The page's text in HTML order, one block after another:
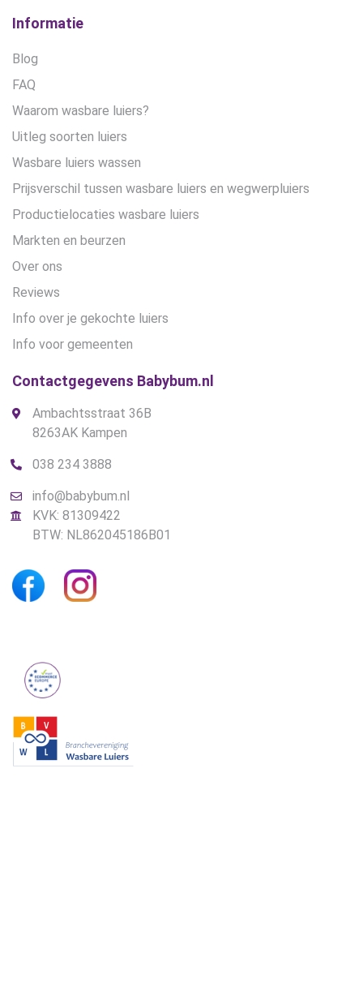
Informatie
Blog
FAQ
Waarom wasbare luiers?
Uitleg soorten luiers
Wasbare luiers wassen
Prijsverschil tussen wasbare luiers en wegwerpluiers
Productielocaties wasbare luiers
Markten en beurzen
Over ons
Reviews
Info over je gekochte luiers
Info voor gemeenten
Contactgegevens Babybum.nl
Ambachtsstraat 36B
8263AK Kampen
038 234 3888
info@babybum.nl
KVK: 81309422
BTW: NL862045186B01